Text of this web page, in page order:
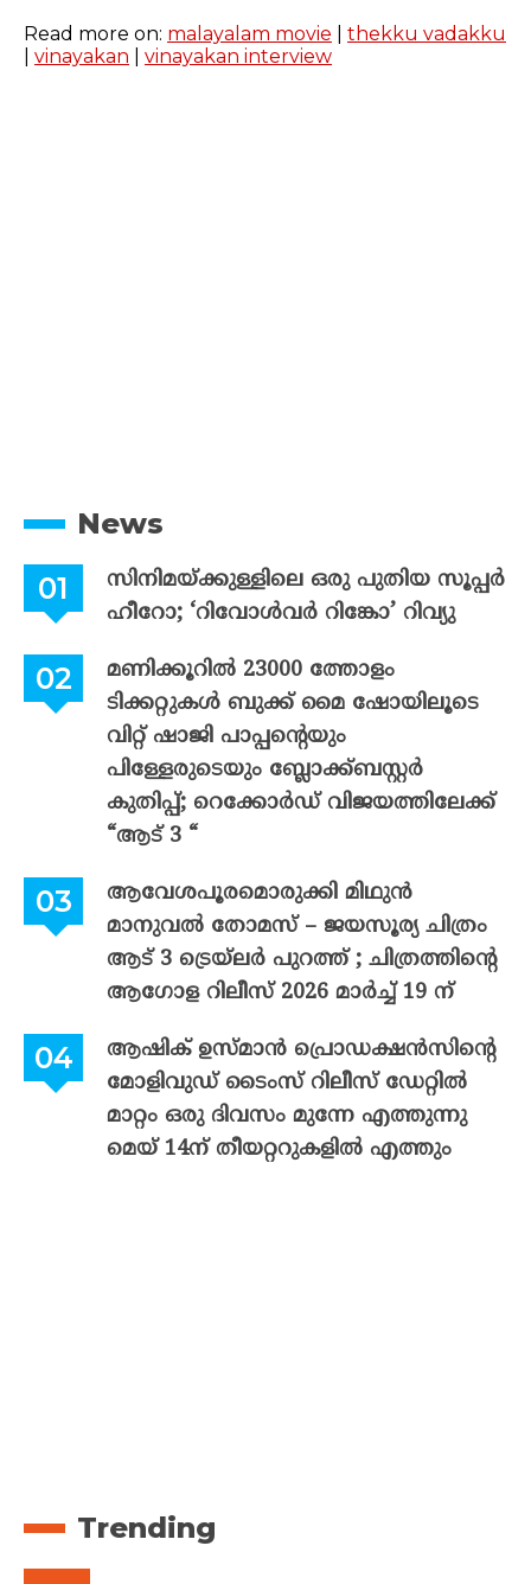
Read more on: malayalam movie
thekku vadakku
vinayakan vinayakan interview
News
സിനിമയ്ക്കുള്ളിലെ ഒരു പുതിയ സൂപ്പർ
ഹീറോ; ‘റിവോൾവർ റിങ്കോ’ റിവ്യു
മണിക്കൂറിൽ 23000 ത്തോളം
ടിക്കറ്റുകൾ ബുക്ക് മൈ ഷോയിലൂടെ
വിറ്റ് ഷാജി പാപ്പന്റെയും
പിള്ളേരുടെയും ബ്ലോക്ക്ബസ്റ്റർ
കുതിപ്പ്; റെക്കോർഡ് വിജയത്തിലേക്ക്
“ആട് 3 “
ആവേശപൂരമൊരുക്കി മിഥുൻ
മാനുവൽ തോമസ് – ജയസൂര്യ ചിത്രം
ആട് 3 ട്രെയ്‌ലർ പുറത്ത് ; ചിത്രത്തിന്റെ
ആഗോള റിലീസ് 2026 മാർച്ച് 19 ന്
ആഷിക് ഉസ്മാൻ പ്രൊഡക്ഷൻസിന്റെ
മോളിവുഡ് ടൈംസ് റിലീസ് ഡേറ്റിൽ
മാറ്റം ഒരു ദിവസം മുന്നേ എത്തുന്നു
മെയ് 14ന് തീയറ്ററുകളിൽ എത്തും
Trending